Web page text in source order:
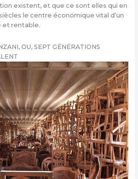
existent, et que ce sont elles qui en
le centre économique vital d’un
et rentable.
OU, SEPT GÉNÉRATIONS